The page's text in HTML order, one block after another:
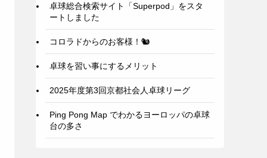
卓球総合検索サイト「Superpod」をスタ
ートしました
コロラドからのお客様！🐿️
卓球を習い事にするメリット
2025年度第3回京都社会人卓球リーグ
Ping Pong Map でわかるヨーロッパの卓球
台の多さ